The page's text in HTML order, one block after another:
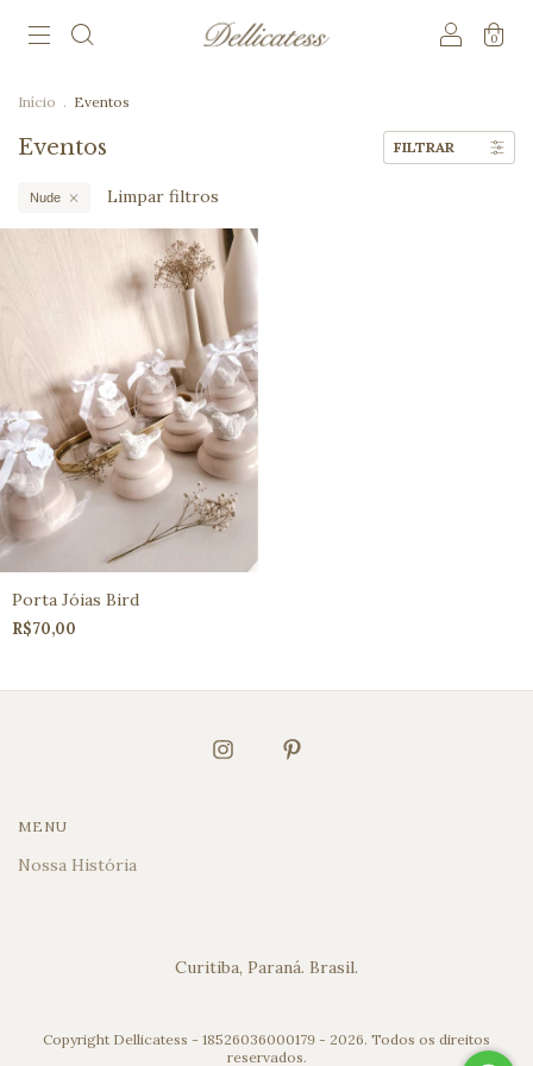
0
Início . Eventos
Eventos FILTRAR
Nude Limpar filtros
Porta Jóias Bird
R$70,00
MENU
Nossa História
Curitiba, Paraná. Brasil.
Copyright Dellicatess - 18526036000179 - 2026. Todos os direitos
reservados.